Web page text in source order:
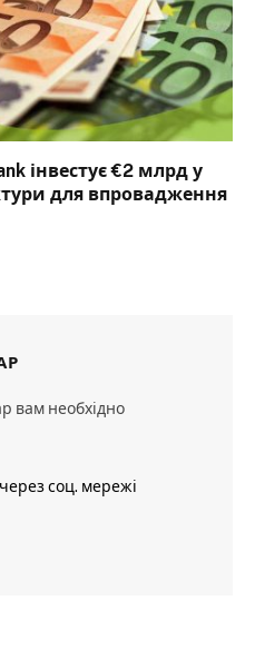
інвестує €2 млрд у
для впровадження
вам необхідно
соц. мережі